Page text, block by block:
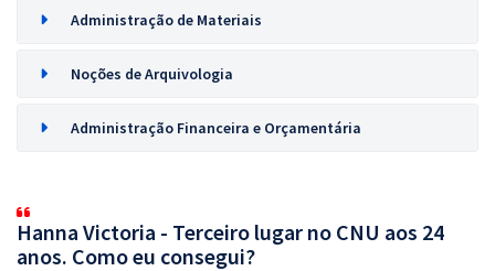
Administração de Materiais
Noções de Arquivologia
Administração Financeira e Orçamentária
Hanna Victoria - Terceiro lugar no CNU aos 24
anos. Como eu consegui?